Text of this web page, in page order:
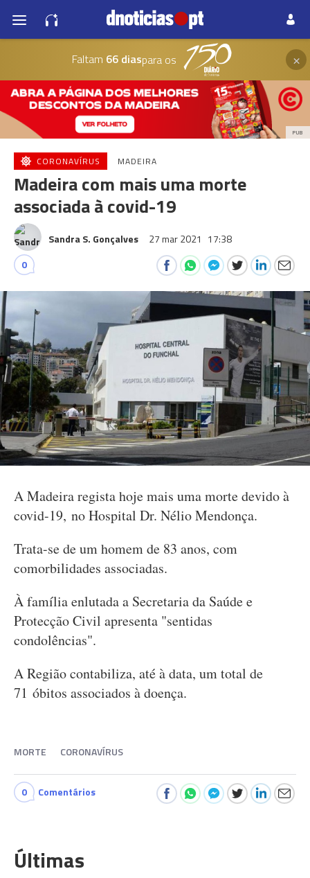
Faltam 66 diaspara os ×
PUB
CORONAVÍRUS MADEIRA
Madeira com mais uma morte
associada à covid-19
Sandra S. Gonçalves 27 mar 2021 17:38
0
A Madeira regista hoje mais uma morte devido à
covid-19, no Hospital Dr. Nélio Mendonça.
Trata-se de um homem de 83 anos, com
comorbilidades associadas.
À família enlutada a Secretaria da Saúde e
Protecção Civil apresenta "sentidas
condolências".
A Região contabiliza, até à data, um total de
71 óbitos associados à doença.
MORTE CORONAVÍRUS
0 Comentários
Últimas